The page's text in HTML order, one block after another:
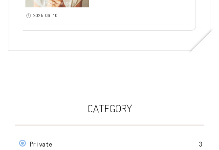
2025.06.10
CATEGORY
Private 3